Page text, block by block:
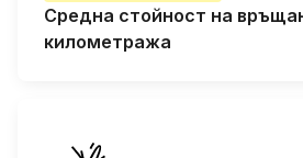
Средна стойност на
километража